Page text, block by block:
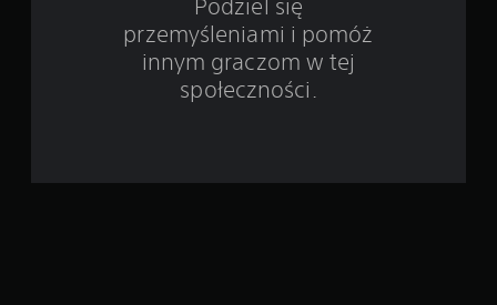
Podziel się
przemyśleniami i pomóż
innym graczom w tej
społeczności.